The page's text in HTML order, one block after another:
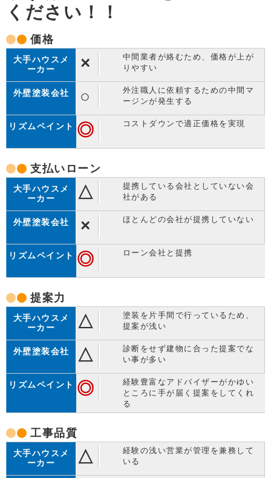
ください！！
価格
×
中間業者が絡むため、価格が上が
りやすい
○
外注職人に依頼するための中間マ
ージンが発生する
◎ コストダウンで適正価格を実現
支払い ローン
△
提携している会社としていない会
社がある
× ほとんどの会社が提携していない
◎ ローン会社と提携
提案力
△
塗装を片手間で行っているため、
提案が浅い
△
診断をせず建物に合った提案でな
い事が多い
◎
経験豊富なアドバイザーがかゆい
ところに手が届く提案をしてくれ
る
工事品質
△
経験の浅い営業が管理を兼務して
いる